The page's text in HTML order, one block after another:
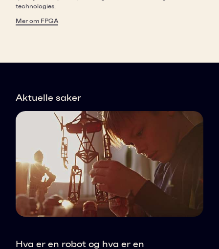
technologies.
Mer om FPGA
Aktuelle saker
Hva er en robot og hva er en